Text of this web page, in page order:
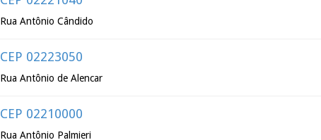
Rua Antônio Cândido
CEP 02223050
Rua Antônio de Alencar
CEP 02210000
Rua Antônio Palmieri